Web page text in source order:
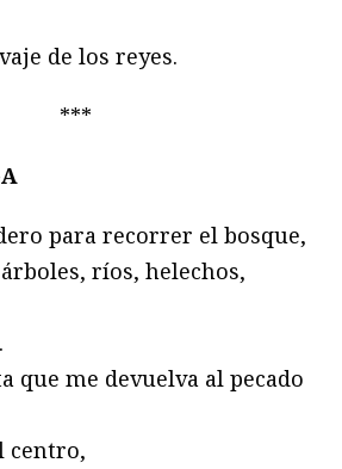
de los reyes.
***
para recorrer el bosque,
ríos, helechos,
que me devuelva al pecado
centro,